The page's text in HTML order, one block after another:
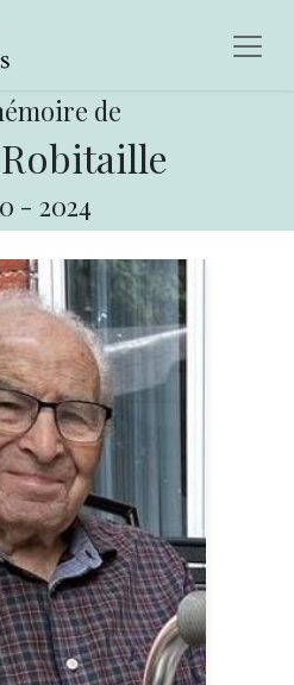
de
- 2024